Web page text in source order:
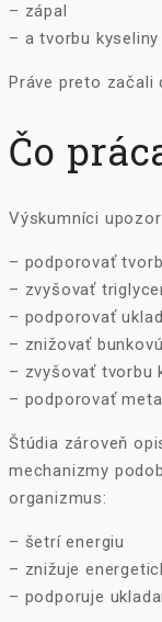
– zápal
– a tvorbu
Práve preto začali
Čo
Výskumníci
– podporovať
– zvyšovať
– podporovať
– znižovať
– zvyšovať tvorbu
– podporovať
Štúdia zároveň
mechanizmy
organizmus:
– šetrí energiu
– znižuje
– podporuje